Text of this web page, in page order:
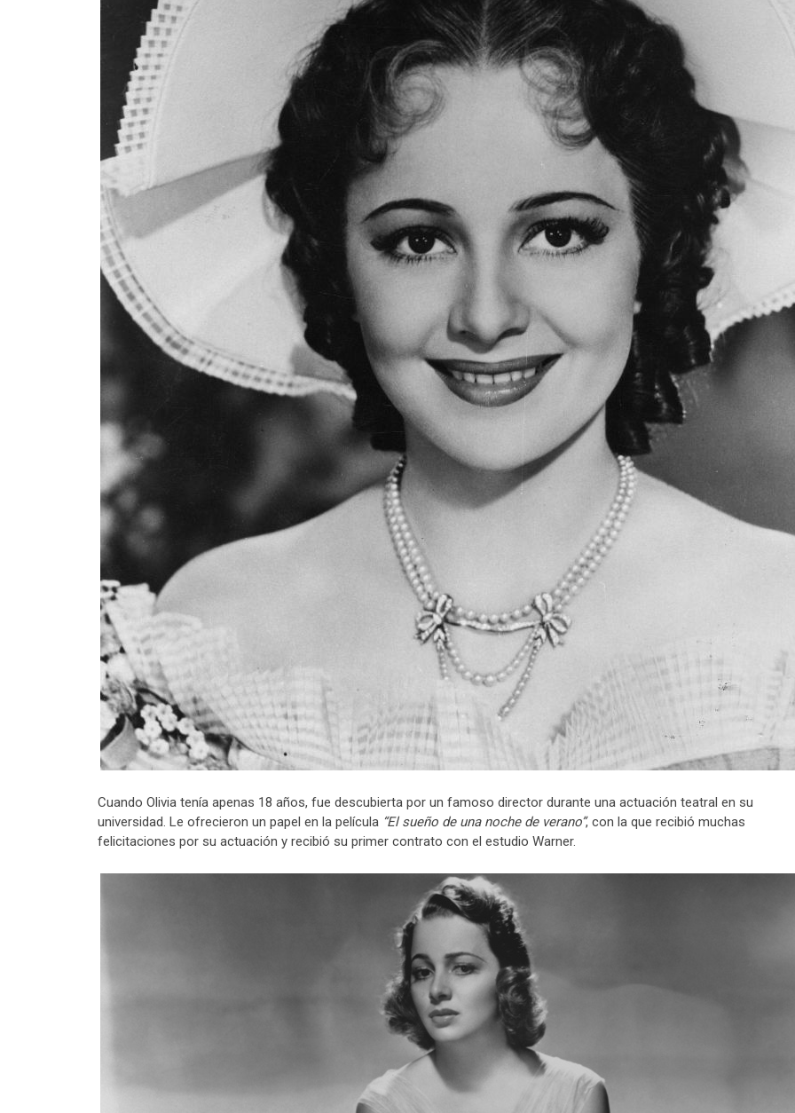
Cuando Olivia tenía apenas 18 años, fue descubierta por un famoso director durante una actuación teatral en su
universidad. Le ofrecieron un papel en la película “El sueño de una noche de verano”, con la que recibió muchas
felicitaciones por su actuación y recibió su primer contrato con el estudio Warner.